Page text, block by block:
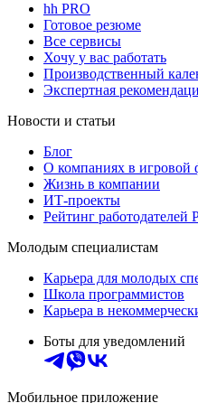
hh PRO
Готовое резюме
Все сервисы
Хочу у вас работать
Производственный
Экспертная
Новости и статьи
Блог
О компаниях в игровой
Жизнь в компании
ИТ-проекты
Рейтинг работодателей
Молодым специалистам
Карьера для молодых
Школа программистов
Карьера в
Боты для уведомлений
Мобильное приложение